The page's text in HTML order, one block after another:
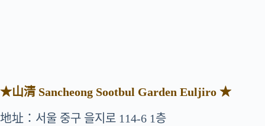
★山清 Sancheong Sootbul Garden Euljiro ★
地址：서울 중구 을지로 114-6 1층